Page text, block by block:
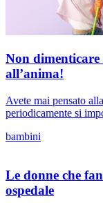
Non
all’anima!
Avete mai pensato
periodicamente si
bambini
Le donne che
ospedale